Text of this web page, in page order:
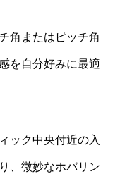
角またはピッチ角
を自分好みに最適
ック中央付近の入
、微妙なホバリン